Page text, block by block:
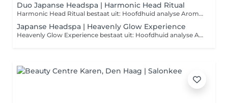
Duo Japanse Headspa | Harmonic Head Ritual
Harmonic Head Ritual bestaat uit: Hoofdhuid analyse Aroma ritueel Diepe reiniging van de hoofdhuid Hoofd, schouder en decolleté massage Aangepast voedend masker & serum Stoombehandeling Hand- en arm massage Inclusief verwarmend oogmasker LET OP: Verder wil ik u laten weten dat we na de behandeling uw haar niet föhnen. Mocht u echter willen dat uw haar toch geföhnd wordt, dan heb ik een föhn beschikbaar op locatie.
Japanse Headspa | Heavenly Glow Experience
Heavenly Glow Experience bestaat uit: Hoofdhuid analyse Aroma ritueel Diepe reiniging van de hoofdhuid Gezichtsbehandeling Hoofd, schouder, decolleté en gezicht massage Aangepast voedend masker en serum Stoombehandeling Hand- en arm massage Inclusief verwarmd oogmasker LET OP: Verder wil ik u laten weten dat we na de behandeling uw haar niet föhnen. Mocht u echter willen dat uw haar toch geföhnd wordt, dan heb ik een föhn beschikbaar op locatie.